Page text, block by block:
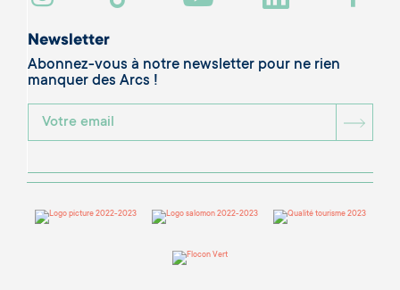
Newsletter
Abonnez-vous à notre newsletter pour ne rien
manquer des Arcs !